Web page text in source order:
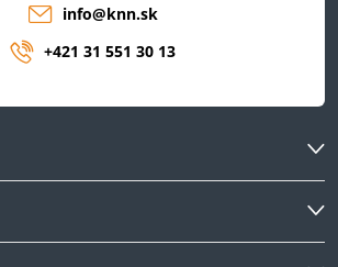
info@knn.sk
+421 31 551 30 13